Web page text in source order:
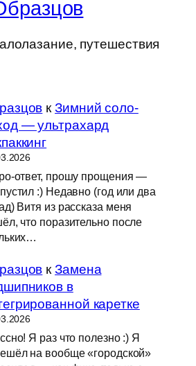
путешествия
кЗимний соло-
— ультрахард
ответ, прошу прощения —
:) Недавно (год или два
Витя из рассказа меня
что поразительно после
кЗамена
в
каретке
Я раз что полезно :) Я
на вообще «городской»